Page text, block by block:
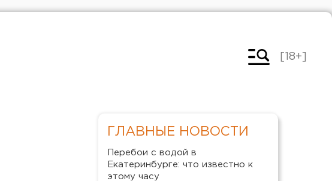
[18+]
ГЛАВНЫЕ НОВОСТИ
Перебои с водой в
Екатеринбурге: что известно к
этому часу